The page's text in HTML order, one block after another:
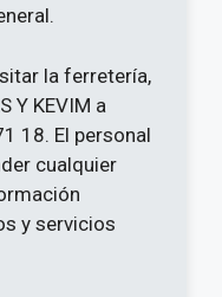
la ferretería,
Y KEVIM a
18. El personal
cualquier
y servicios